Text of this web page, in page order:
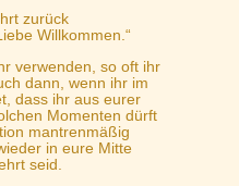
zurück
Willkommen.“
verwenden, so oft ihr
dann, wenn ihr im
dass ihr aus eurer
Momenten dürft
mantrenmäßig
in eure Mitte
seid.